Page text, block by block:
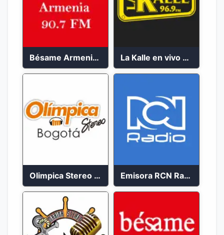
Bésame Armenia en vivo 2023 La Kalle en vivo 2023
Olimpica Stereo Bogotá 105.9 FM Vibrante Emisora RCN Radio 93.9 FM Bogotá